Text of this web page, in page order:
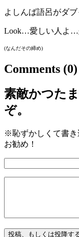
よしんば語呂がダ
Look…愛しい人よ
(なんだその締め)
Comments (0)
素敵かつた
ぞ。
※恥ずかしくて書き
お勧め！